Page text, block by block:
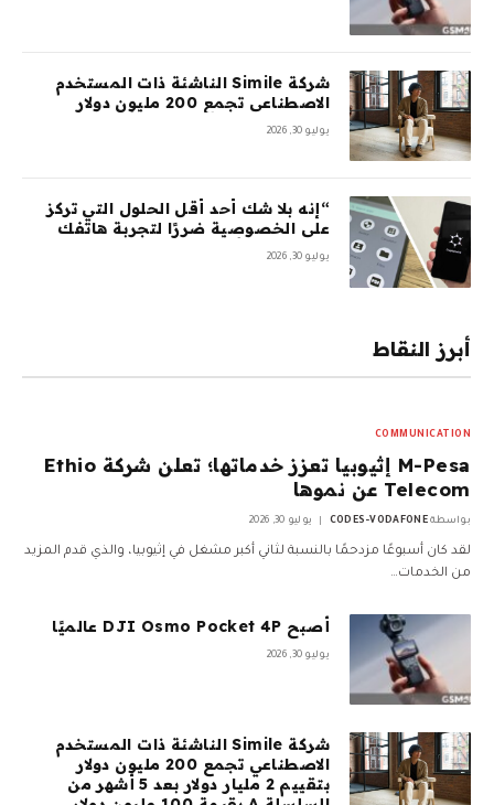
شركة Simile الناشئة ذات المستخدم
الاصطناعي تجمع 200 مليون دولار
السلسلة A بقيمة 100 مليون دولار
يوليو 30, 2026
“إنه بلا شك أحد أقل الحلول التي تركز
على الخصوصية ضررًا لتجربة هاتفك
المحمول”: أمضيت شهرًا في اختبار
يوليو 30, 2026
أبرز النقاط
COMMUNICATION
M-Pesa إثيوبيا تعزز خدماتها؛ تعلن شركة Ethio
Telecom عن نموها
بواسطة CODES-VODAFONE يوليو 30, 2026
لقد كان أسبوعًا مزدحمًا بالنسبة لثاني أكبر مشغل في إثيوبيا، والذي قدم المزيد
من الخدمات…
أصبح DJI Osmo Pocket 4P عالميًا
يوليو 30, 2026
شركة Simile الناشئة ذات المستخدم
الاصطناعي تجمع 200 مليون دولار
بتقييم 2 مليار دولار بعد 5 أشهر من